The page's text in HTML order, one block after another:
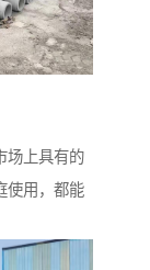
场上具有的
使用，都能